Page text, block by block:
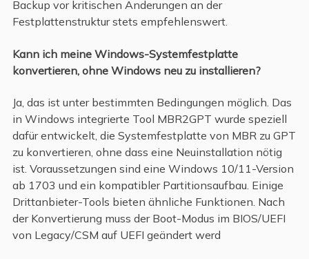
Backup vor kritischen Änderungen an der
Festplattenstruktur stets empfehlenswert.
Kann ich meine Windows-Systemfestplatte
konvertieren, ohne Windows neu zu installieren?
Ja, das ist unter bestimmten Bedingungen möglich. Das
in Windows integrierte Tool MBR2GPT wurde speziell
dafür entwickelt, die Systemfestplatte von MBR zu GPT
zu konvertieren, ohne dass eine Neuinstallation nötig
ist. Voraussetzungen sind eine Windows 10/11-Version
ab 1703 und ein kompatibler Partitionsaufbau. Einige
Drittanbieter-Tools bieten ähnliche Funktionen. Nach
der Konvertierung muss der Boot-Modus im BIOS/UEFI
von Legacy/CSM auf UEFI geändert werd